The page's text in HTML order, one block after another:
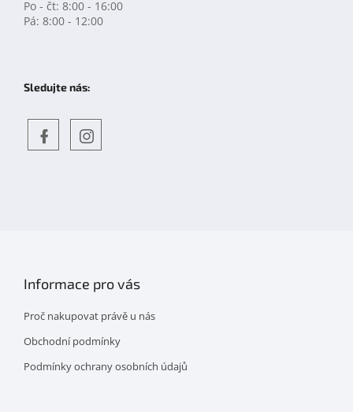
Po - čt: 8:00 - 16:00
Pá: 8:00 - 12:00
Sledujte nás:
Informace pro vás
Proč nakupovat právě u nás
Obchodní podmínky
Podmínky ochrany osobních údajů